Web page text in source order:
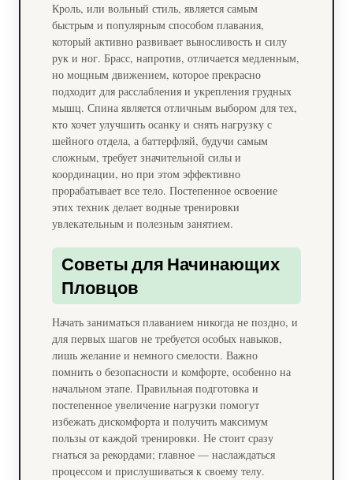
Кроль, или вольный стиль, является самым
быстрым и популярным способом плавания,
который активно развивает выносливость и силу
рук и ног. Брасс, напротив, отличается медленным,
но мощным движением, которое прекрасно
подходит для расслабления и укрепления грудных
мышц. Спина является отличным выбором для тех,
кто хочет улучшить осанку и снять нагрузку с
шейного отдела, а баттерфляй, будучи самым
сложным, требует значительной силы и
координации, но при этом эффективно
прорабатывает все тело. Постепенное освоение
этих техник делает водные тренировки
увлекательным и полезным занятием.
Советы для Начинающих
Пловцов
Начать заниматься плаванием никогда не поздно, и
для первых шагов не требуется особых навыков,
лишь желание и немного смелости. Важно
помнить о безопасности и комфорте, особенно на
начальном этапе. Правильная подготовка и
постепенное увеличение нагрузки помогут
избежать дискомфорта и получить максимум
пользы от каждой тренировки. Не стоит сразу
гнаться за рекордами; главное — наслаждаться
процессом и прислушиваться к своему телу.